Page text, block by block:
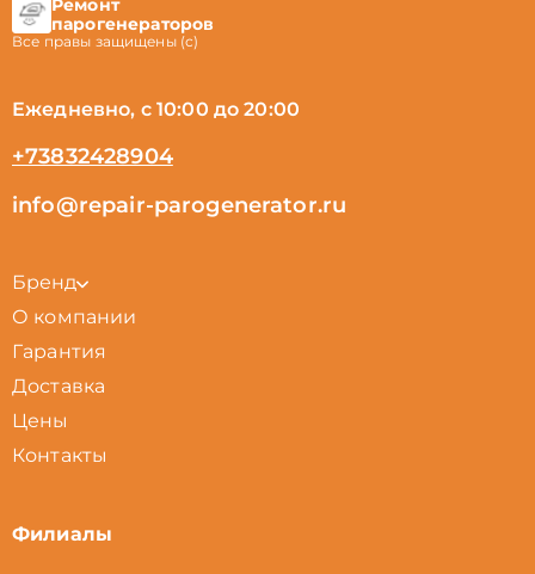
парогенераторов
Все правы защищены (с)
Ежедневно, с 10:00 до 20:00
+73832428904
info@repair-parogenerator.ru
Бренд
О компании
Гарантия
Доставка
Цены
Контакты
Филиалы